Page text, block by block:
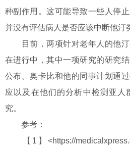
种副作用。这可能导致一些人停
并没有评估病人是否应该中断他汀
目前，两项针对老年人的他汀
在进行中，其中一项研究的研究
公布。奥卡比和他的同事计划通
应以及在他们的分析中检测亚人
究。
参考：
【1】<https://